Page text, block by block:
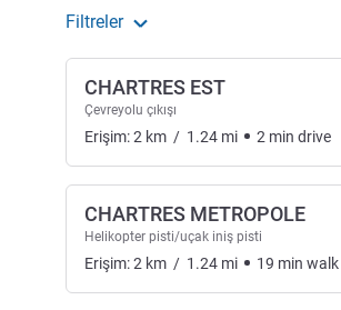
Filtreler
CHARTRES EST
Çevreyolu çıkışı
Erişim:2 km / 1.24 mi 2 min drive
CHARTRES METROPOLE
Helikopter pisti/uçak iniş pisti
Erişim:2 km / 1.24 mi 19 min walk